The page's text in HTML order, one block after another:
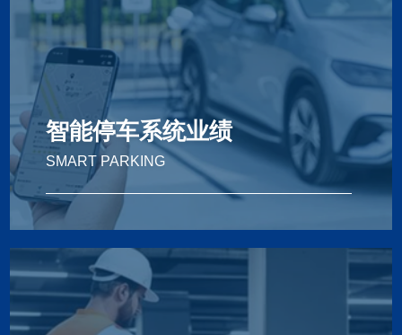
充电桩销售业绩
智能停车系统业绩
SMART PARKING
Smart Parking
智能停车系统业绩